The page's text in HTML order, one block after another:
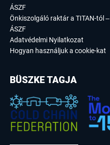
ÁSZF
Önkiszolgáló raktár a TITAN-tól –
ÁSZF
Adatvédelmi Nyilatkozat
Hogyan használjuk a cookie-kat
BÜSZKE TAGJA